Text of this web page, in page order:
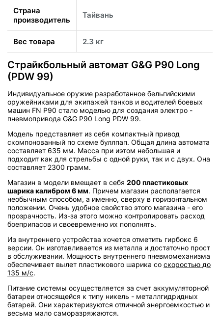
Страна
производитель
Тайвань
Вес товара 2.3 кг
Страйкбольный автомат G&G P90 Long
(PDW 99)
Индивидуальное оружие разработанное бельгийскими
оружейниками для экипажей танков и водителей боевых
машин FN P90 стало моделью для создания электро -
пневмопривода G&G P90 Long PDW 99.
Модель представляет из себя компактный привод
скомпонованный по схеме буллпап. Общая длина автомата
составляет 635 мм. Масса при иэтом небольшая и
подходит как для стрельбы с одной руки, так и с двух. Она
составляет 2300 грамм.
Магазин в модели вмещает в себя 200 пластиковых
шарика калибром 6 мм. Причем магазин располагается
необычным способом, а именно, сверху в горизонтальном
положении. Очень удобное свойство этого магазина - его
прозрачность. Из-за этого можно контролировать расход
боеприпасов и своевременно их пополнять.
Из внутреннего устройства хочется отметить гирбокс 6
версии. Он изготавливается из металла и достаточно прост
в обслуживании. Мощность внутреннего пневмомеханизма
обеспечивает вылет пластикового шарика со скоростью до
135 м/с.
Питание системы осуществляется за счет аккумуляторной
батареи относящейся к типу никель - металлгидридных
батарей. Они характеризуются отличной энергоемкостью и
весьма мало саморазряжаются.